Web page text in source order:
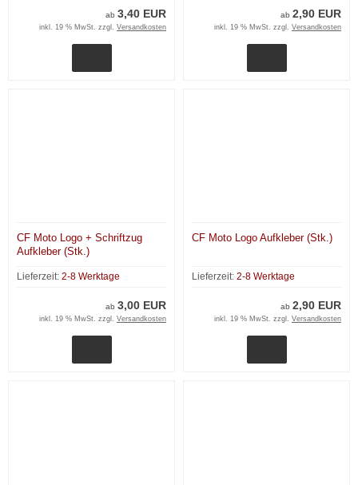
ab 3,40 EUR
inkl. 19 % MwSt. zzgl. Versandkosten
ab 2,90 EUR
inkl. 19 % MwSt. zzgl. Versandkosten
CF Moto Logo + Schriftzug
Aufkleber (Stk.)
Lieferzeit: 2-8 Werktage
ab 3,00 EUR
inkl. 19 % MwSt. zzgl. Versandkosten
CF Moto Logo Aufkleber (Stk.)
Lieferzeit: 2-8 Werktage
ab 2,90 EUR
inkl. 19 % MwSt. zzgl. Versandkosten